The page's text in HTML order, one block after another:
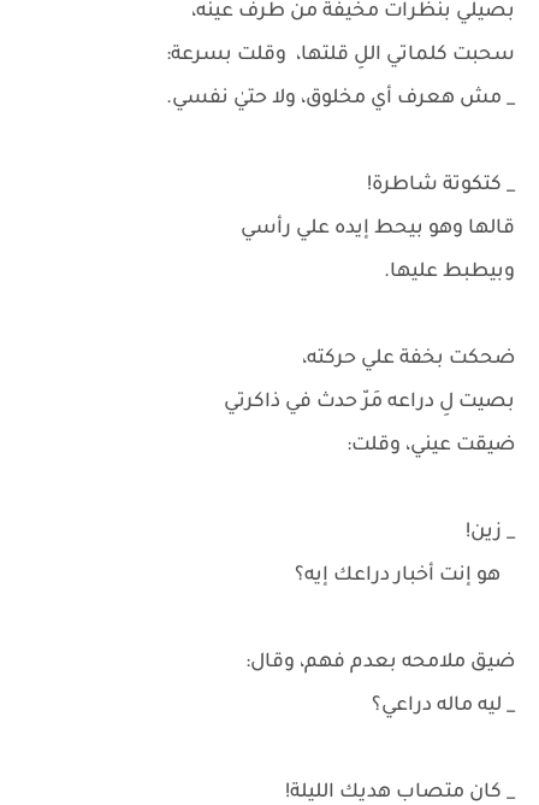
بصيلي بنظرات مخيفة من طرف عينه،
سحبت كلماتي اللِ قلتها، وقلت بسرعة:
_ مش هعرف أي مخلوق، ولا حتيٰ نفسي.
_ كتكوتة شاطرة!
قالها وهو بيحط إيده علي رأسي
وبيطبط عليها.
ضحكت بخفة علي حركته،
بصيت لِ دراعه مَرّ حدث في ذاكرتي
ضيقت عيني، وقلت:
_ زين!
هو إنت أخبار دراعك إيه؟
ضيق ملامحه بعدم فهم، وقال:
_ ليه ماله دراعي؟
_ كان متصاب هديك الليلة!